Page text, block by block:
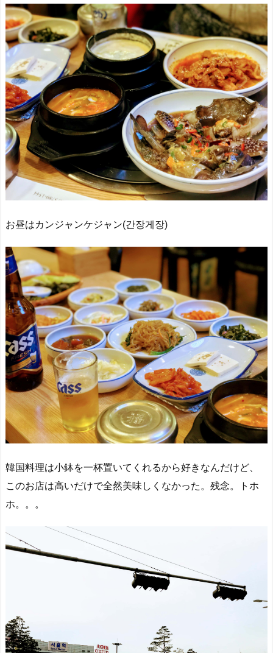
お昼はカンジャンケジャン(간장게장)
韓国料理は小鉢を一杯置いてくれるから好きなんだけど、
このお店は高いだけで全然美味しくなかった。残念。トホ
ホ。。。